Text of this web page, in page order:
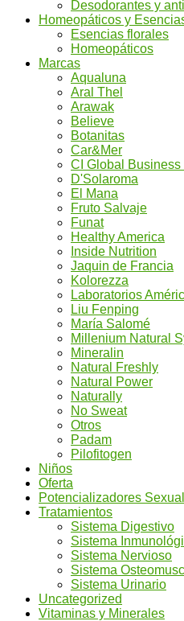
Desodorantes y
Homeopáticos y
Esencias florales
Homeopáticos
Marcas
Aqualuna
Aral Thel
Arawak
Believe
Botanitas
Car&Mer
CI Global Business
D'Solaroma
El Mana
Fruto Salvaje
Funat
Healthy America
Inside Nutrition
Jaquin de Francia
Kolorezza
Laboratorios
Liu Fenping
María Salomé
Millenium Natural
Mineralin
Natural Freshly
Natural Power
Naturally
No Sweat
Otros
Padam
Pilofitogen
Niños
Oferta
Potencializadores
Tratamientos
Sistema Digestivo
Sistema
Sistema Nervioso
Sistema
Sistema Urinario
Uncategorized
Vitaminas y Minerales